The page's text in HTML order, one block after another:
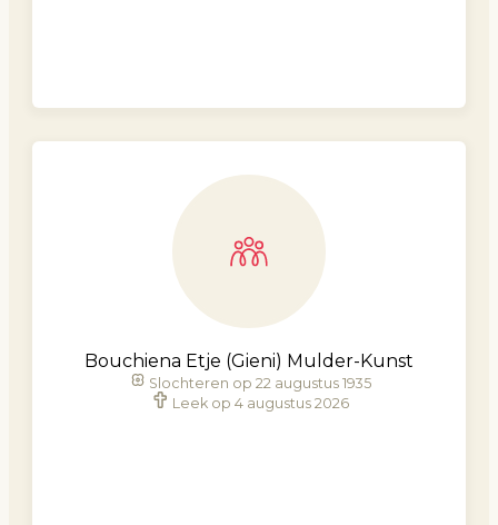
Bouchiena Etje (Gieni) Mulder-Kunst
Slochteren op 22 augustus 1935
Leek op 4 augustus 2026